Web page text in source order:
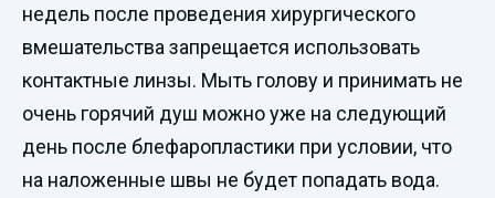
недель после проведения хирургического
вмешательства запрещается использовать
контактные линзы. Мыть голову и принимать не
очень горячий душ можно уже на следующий
день после блефаропластики при условии, что
на наложенные швы не будет попадать вода.